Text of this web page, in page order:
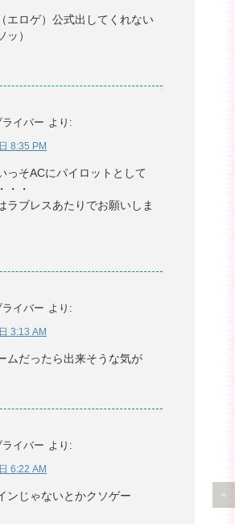
エロゲ）公式出してくれない
ッ）
イバー より:
8:35 PM
っそACにパイロットとして
・・
ラブレスあたりでお願いしま
イバー より:
3:13 AM
ムだったら出来そうな気が
イバー より:
6:22 AM
ンじゃないとかクソゲー